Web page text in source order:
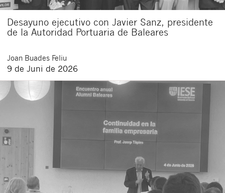
Desayuno ejecutivo con Javier Sanz, presidente
de la Autoridad Portuaria de Baleares
Joan Buades Feliu
9 de Juni de 2026